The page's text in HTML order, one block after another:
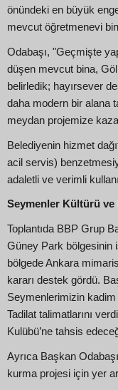
önündeki en büyük
mevcut öğretmenevi
Odabaşı, "Geçmişte
düşen mevcut bina,
belirledik; hayırsever
daha modern bir alana
meydan projemize
Belediyenin hizmet
acil servis)
adaletli ve verimli
Seymenler Kültürü
Toplantıda BBP Grup
Güney Park bölgesinin
bölgede Ankara
kararı destek gördü.
Seymenlerimizin
Tadilat talimatlarını
Kulübü’ne tahsis
Ayrıca Başkan
kurma projesi için yer